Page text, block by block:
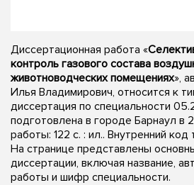
Диссертационная работа «
контроль газового состава
животноводческих помещениях»,
Илья Владимирович, относится к
диссертация по специальности
подготовлена в городе Барнаул в
работы: 122 с. : ил.. Внутренний
На странице представлены
диссертации, включая название,
работы и шифр специальности.